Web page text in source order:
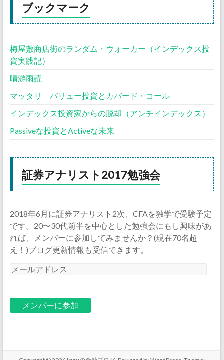
ブックマーク
梅屋敷商店街のランダム・ウォーカー（インデックス投
資実践記）
晴游雨読
マッタリ バリュー投資とカバード・コール
インデックス投資家からの脱却（アンチインデックス）
Passiveな投資とActiveな未来
証券アナリスト2017勉強会
2018年6月に証券アナリスト2次、CFAを独学で受験予定
です。20〜30代前半を中心とした勉強会にもし興味があ
れば、メンバーに参加してみませんか？(現在70名超
え！)ブログ更新情報も受信できます。
メ